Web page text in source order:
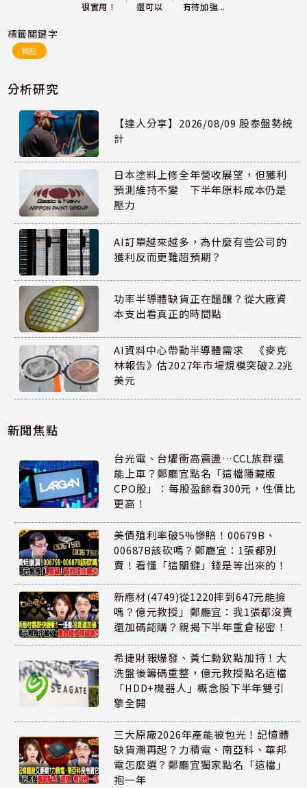
很實用！ 還可以 有待加強...
標籤關鍵字
韓股
分析研究
【達人分享】2026/08/09 股泰盤勢統
計
日本塗料上修全年營收展望，但獲利
預測維持不變 下半年原料成本仍是
壓力
AI訂單越來越多，為什麼有些公司的
獲利反而更難超預期？
功率半導體缺貨正在醞釀？從大廠資
本支出看真正的時間點
AI資料中心帶動半導體需求 《麥克
林報告》估2027年市場規模突破2.2兆
美元
新聞焦點
台光電、台燿衝高震盪…CCL族群還
能上車？鄭廳宜點名「這檔隱藏版
CPO股」：每股盈餘看300元，性價比
更高！
美債殖利率破5%慘賠！00679B、
00687B該砍嗎？鄭廳宜：1張都別
賣！看懂「這關鍵」錢是等出來的！
新應材(4749)從1220摔到647元能撿
嗎？億元教授」鄭廳宜：我1張都沒賣
還加碼認購？親揭下半年重倉秘密！
希捷財報爆發、黃仁勳欽點加持！大
洗盤後籌碼重整，億元教授點名這檔
「HDD+機器人」概念股下半年雙引
擎全開
三大原廠2026年產能被包光！記憶體
缺貨潮再起？力積電、南亞科、華邦
電怎麼選？鄭廳宜獨家點名「這檔」
抱一年